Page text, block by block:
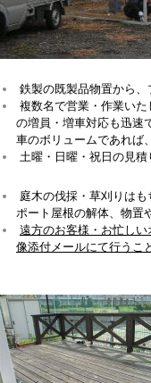
鉄製の既製品物置から、
複数名で営業・作業い
の増員・増車対応も迅速
車のボリュームであれば
土曜・日曜・祝日の見積
庭木の伐採・草刈りは
ポート屋根の解体、物置
遠方のお客様・お忙し
像添付メールにて行うこ